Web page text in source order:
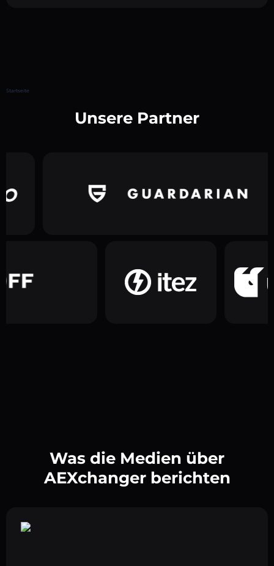
Startseite
Unsere Partner
Was die Medien über
AEXchanger berichten